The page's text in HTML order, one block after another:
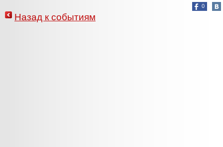
0
Назад к событиям